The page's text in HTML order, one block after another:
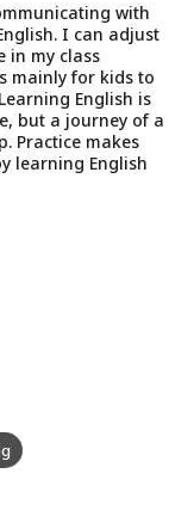
with
I can adjust
in my class
mainly for kids to
English is
but a journey of a
Practice makes
learning English